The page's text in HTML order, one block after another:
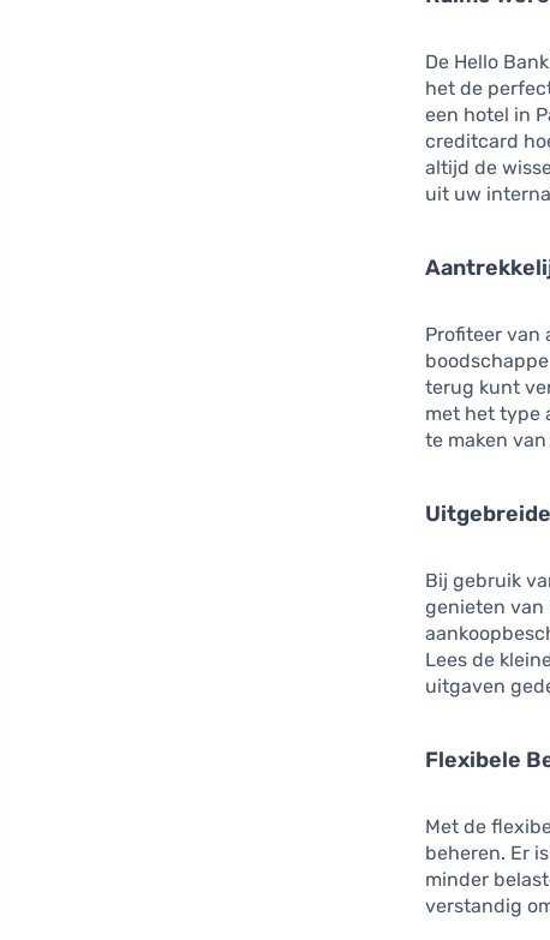
De Hello
het de
een hotel in
creditcard
altijd de
uit uw
Profiteer van
terug kunt
met het type
te maken
Bij gebruik
genieten van
Lees de
uitgaven
Flexibele
Met de
beheren. Er
minder
verstandig